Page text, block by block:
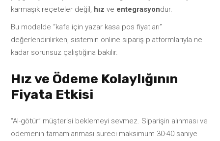
karmaşık reçeteler değil, hız ve entegrasyondur.
Bu modelde “kafe için yazar kasa pos fiyatları”
değerlendirilirken, sistemin online sipariş platformlarıyla ne
kadar sorunsuz çalıştığına bakılır.
Hız ve Ödeme Kolaylığının
Fiyata Etkisi
“Al-götür” müşterisi beklemeyi sevmez. Siparişin alınması ve
ödemenin tamamlanması süreci maksimum 30-40 saniye